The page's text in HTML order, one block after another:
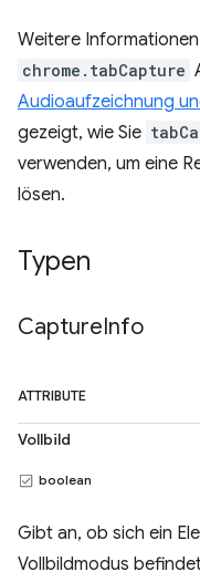
Weitere
chrome.tabCapture
Audioaufzeichnung
gezeigt, wie Sie
verwenden, um eine
lösen.
Typen
CaptureInfo
ATTRIBUTE
Vollbild
boolean
Gibt an, ob sich ein
Vollbildmodus